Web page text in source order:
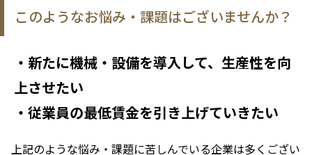
このようなお悩み・課題はございませんか？
・新たに機械・設備を導入して、生産性を向
上させたい
・従業員の最低賃金を引き上げていきたい
上記のような悩み・課題に苦しんでいる企業は多くござい